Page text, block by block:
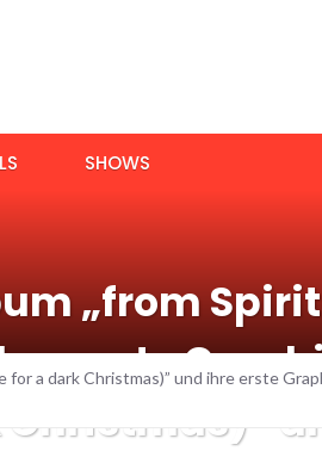
SHOWS
„from
erste
am
a dark Christmas)” und ihre erste